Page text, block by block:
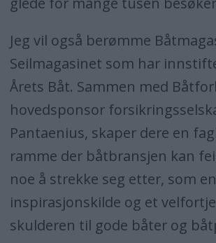
Jeg vil også berømme
Seilmagasinet som har
Årets Båt. Sammen med
hovedsponsor
Pantaenius, skaper dere en
ramme der båtbransjen kan
noe å strekke seg etter, som
inspirasjonskilde og et
skulderen til gode båter og